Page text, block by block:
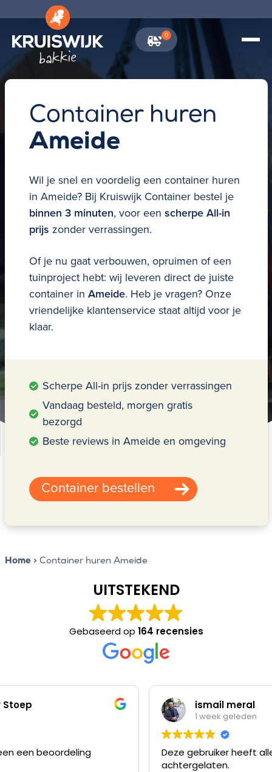
0
Container huren
Ameide
Wil je snel en voordelig een container huren
in Ameide? Bij Kruiswijk Container bestel je
binnen 3 minuten, voor een scherpe All-in
prijs zonder verrassingen.
Of je nu gaat verbouwen, opruimen of een
tuinproject hebt: wij leveren direct de juiste
container in Ameide. Heb je vragen? Onze
vriendelijke klantenservice staat altijd voor je
klaar.
Scherpe All-in prijs zonder verrassingen
Vandaag besteld, morgen gratis
bezorgd
Beste reviews in Ameide en omgeving
Container bestellen
Home >Container huren Ameide
UITSTEKEND
Gebaseerd op 164 recensies
Deze gebruiker heeft alleen een beoordeling